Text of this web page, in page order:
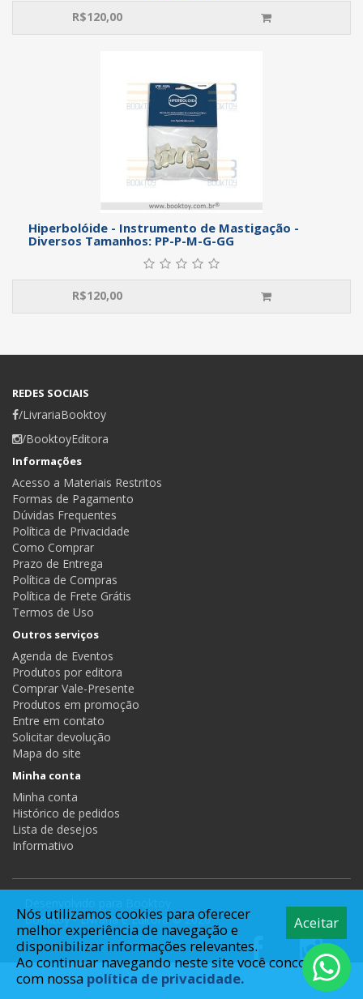
R$120,00
Hiperbolóide - Instrumento de Mastigação -
Diversos Tamanhos: PP-P-M-G-GG
R$120,00
REDES SOCIAIS
/LivrariaBooktoy
/BooktoyEditora
Informações
Acesso a Materiais Restritos
Formas de Pagamento
Dúvidas Frequentes
Política de Privacidade
Como Comprar
Prazo de Entrega
Política de Compras
Política de Frete Grátis
Termos de Uso
Outros serviços
Agenda de Eventos
Produtos por editora
Comprar Vale-Presente
Produtos em promoção
Entre em contato
Solicitar devolução
Mapa do site
Minha conta
Minha conta
Histórico de pedidos
Lista de desejos
Informativo
Booktoy - Livraria e Editora © 2026
Aceitar
Nós utilizamos cookies para oferecer
melhor experiência de navegação e
disponibilizar informações relevantes.
Ao continuar navegando neste site você concorda
com nossa política de privacidade.